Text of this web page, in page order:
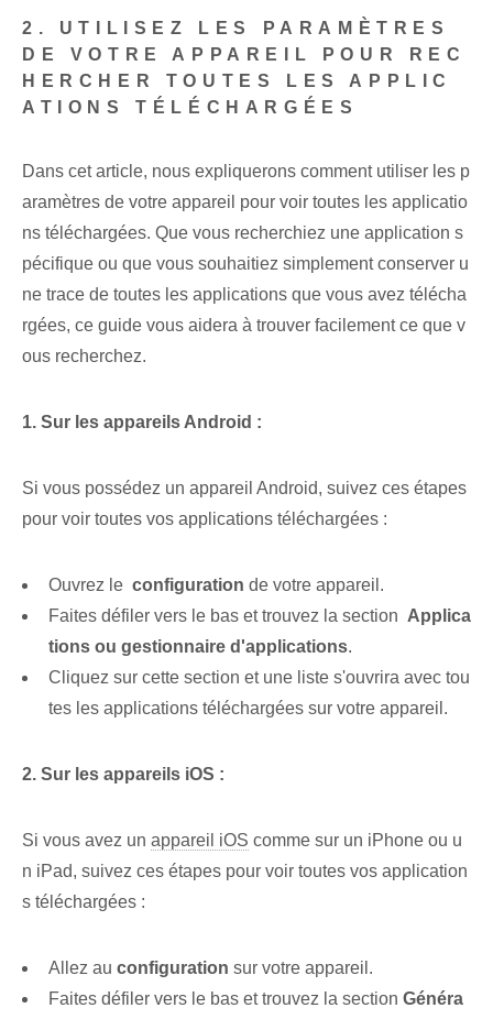
2. UTILISEZ LES PARAMÈTRES
DE VOTRE APPAREIL POUR REC
HERCHER TOUTES LES APPLIC
ATIONS TÉLÉCHARGÉES
Dans cet article⁢, nous expliquerons comment‌ utiliser les p
aramètres de votre appareil pour⁣ voir toutes‌ les applicatio
ns téléchargées. Que vous recherchiez une application s
pécifique ou que vous souhaitiez simplement conserver u
ne trace de toutes les applications que vous avez télécha
rgées, ce guide vous aidera à trouver facilement ce que v
ous recherchez.
1.​ Sur les appareils Android :
Si vous possédez un appareil Android, suivez ces étapes
pour voir toutes vos applications téléchargées :
Ouvrez le ⁤ configuration de⁢ votre appareil.
Faites défiler vers le bas ⁢et trouvez la section ⁤ Applica
tions ou gestionnaire d'applications⁢.
Cliquez sur cette section et une liste s'ouvrira avec tou
tes les applications téléchargées sur votre appareil.
2.⁣ Sur les appareils iOS :
Si‌ vous avez un​ appareil iOS ⁤comme sur un iPhone‍ ou u
n iPad, suivez ces étapes ⁢pour voir ⁢toutes⁢ vos ⁣application
s téléchargées :
Allez au configuration sur votre ⁤appareil.
Faites défiler vers le bas et trouvez la section Généra